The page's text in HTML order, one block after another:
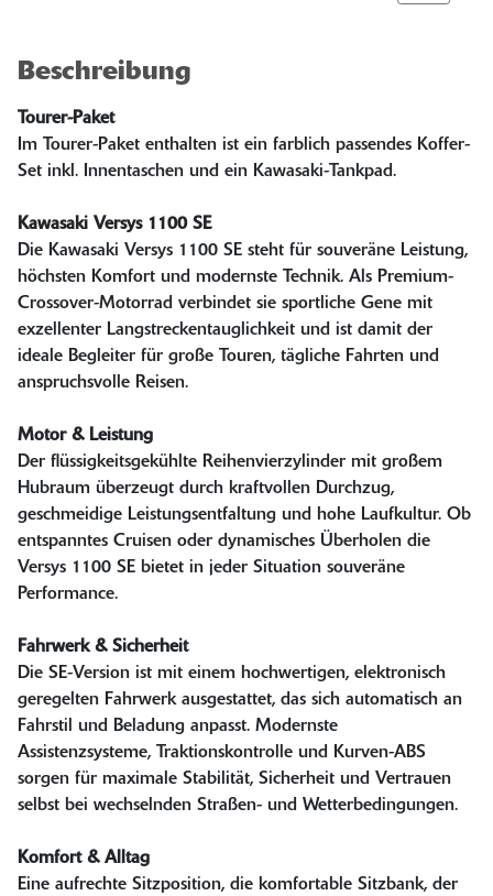
Beschreibung
Tourer-Paket
Im Tourer-Paket enthalten ist ein farblich passendes Koffer-
Set inkl. Innentaschen und ein Kawasaki-Tankpad.
Kawasaki Versys 1100 SE
Die Kawasaki Versys 1100 SE steht für souveräne Leistung,
höchsten Komfort und modernste Technik. Als Premium-
Crossover-Motorrad verbindet sie sportliche Gene mit
exzellenter Langstreckentauglichkeit und ist damit der
ideale Begleiter für große Touren, tägliche Fahrten und
anspruchsvolle Reisen.
Motor & Leistung
Der flüssigkeitsgekühlte Reihenvierzylinder mit großem
Hubraum überzeugt durch kraftvollen Durchzug,
geschmeidige Leistungsentfaltung und hohe Laufkultur. Ob
entspanntes Cruisen oder dynamisches Überholen die
Versys 1100 SE bietet in jeder Situation souveräne
Performance.
Fahrwerk & Sicherheit
Die SE-Version ist mit einem hochwertigen, elektronisch
geregelten Fahrwerk ausgestattet, das sich automatisch an
Fahrstil und Beladung anpasst. Modernste
Assistenzsysteme, Traktionskontrolle und Kurven-ABS
sorgen für maximale Stabilität, Sicherheit und Vertrauen
selbst bei wechselnden Straßen- und Wetterbedingungen.
Komfort & Alltag
Eine aufrechte Sitzposition, die komfortable Sitzbank, der